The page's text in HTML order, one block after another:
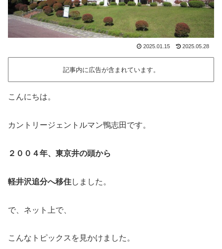
2025.01.15 2025.05.28
記事内に広告が含まれています。
こんにちは。
カントリージェントルマン鴨志田です。
２００４年、東京井の頭から
軽井沢追分へ移住しました。
で、ネット上で、
こんなトピックスを見かけました。